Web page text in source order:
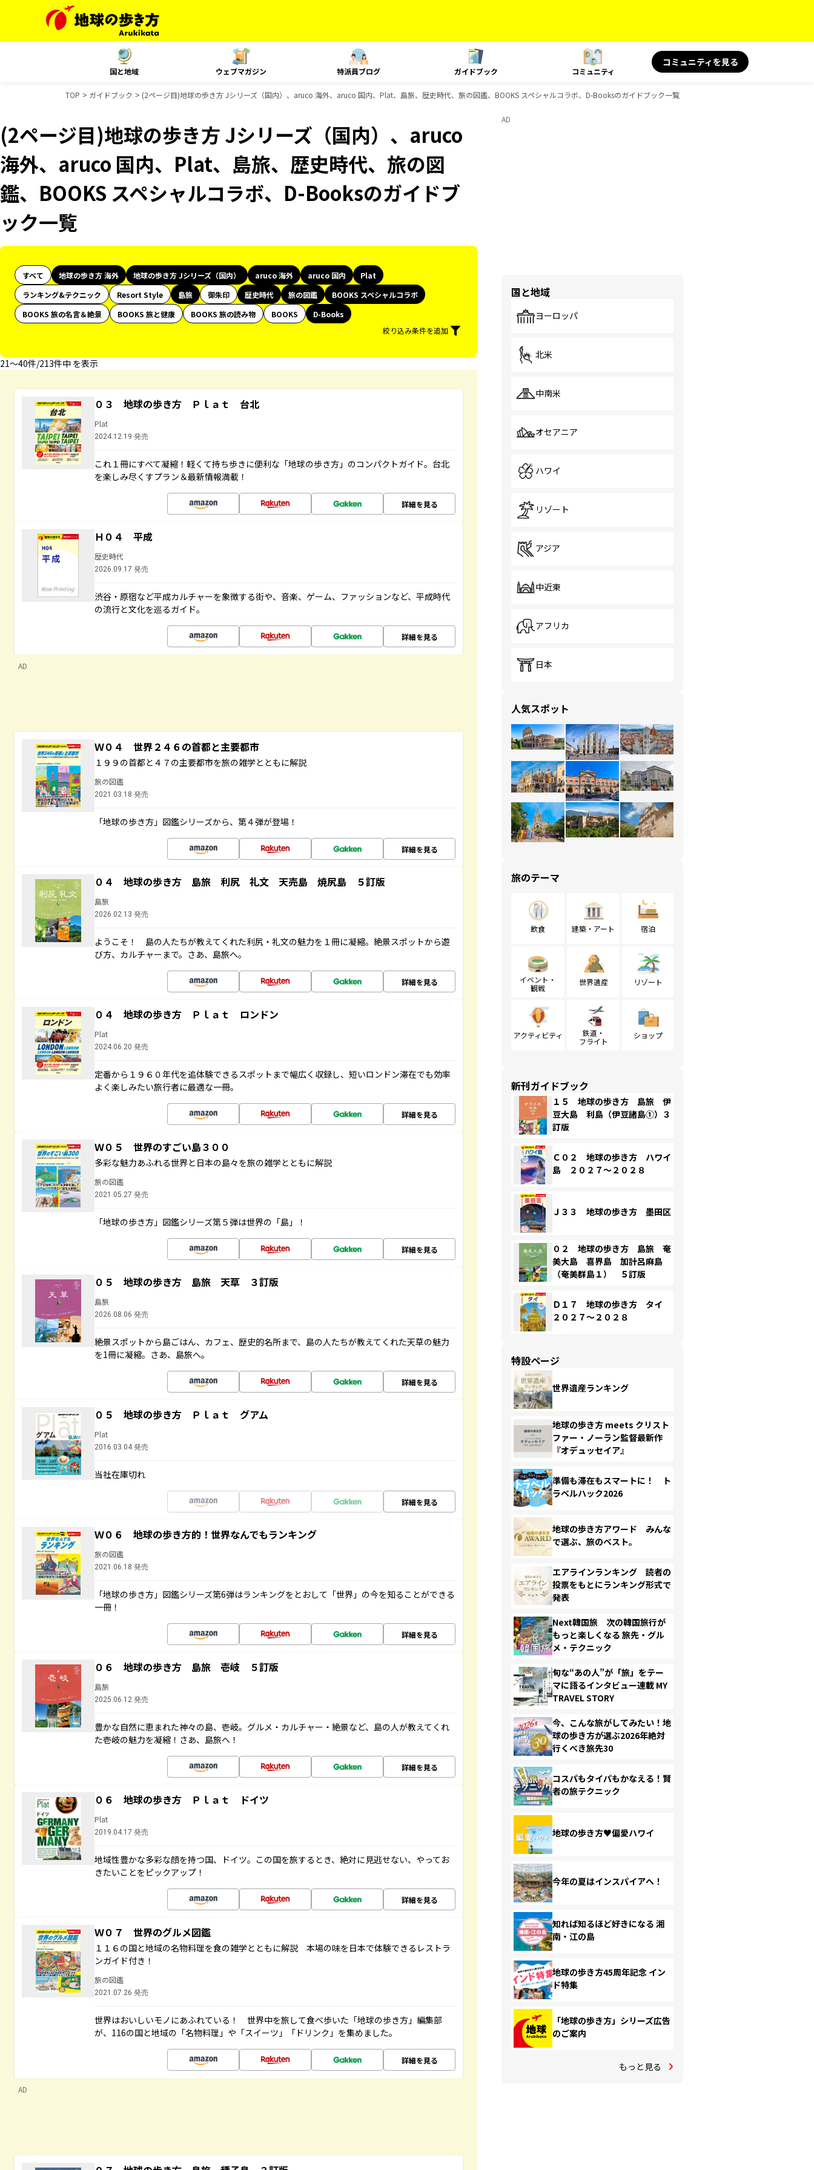
国と地域 ウェブマガジン 特派員ブログ ガイドブック コミュニティ
コミュニティを見る
TOP ガイドブック (2ページ目)地球の歩き方 Jシリーズ（国内）、aruco 海外、aruco 国内、Plat、島旅、歴史時代、旅の図鑑、BOOKS スペシャルコラボ、D-Booksのガイドブック一覧
(2ページ目)地球の歩き方 Jシリーズ（国内）、aruco
海外、aruco 国内、Plat、島旅、歴史時代、旅の図
鑑、BOOKS スペシャルコラボ、D-Booksのガイドブ
ック一覧
すべて 地球の歩き方 海外 地球の歩き方 Jシリーズ（国内） aruco 海外 aruco 国内
Plat
ランキング&テクニック
Resort Style 島旅 御朱印 歴史時代 旅の図鑑
BOOKS スペシャルコラボ
BOOKS 旅の名言＆絶景
BOOKS 旅と健康 BOOKS 旅の読み物 BOOKS
D-Books
絞り込み条件を追加
21〜40件/213件中 を表示
０３ 地球の歩き方 Ｐｌａｔ 台北
Plat
2024.12.19 発売
これ１冊にすべて凝縮！軽くて持ち歩きに便利な「地球の歩き方」のコンパクトガイド。台北
を楽しみ尽くすプラン＆最新情報満載！
詳細を見る
Ｈ０４ 平成
歴史時代
2026.09.17 発売
渋谷・原宿など平成カルチャーを象徴する街や、音楽、ゲーム、ファッションなど、平成時代
の流行と文化を巡るガイド。
詳細を見る
AD
Ｗ０４ 世界２４６の首都と主要都市
１９９の首都と４７の主要都市を旅の雑学とともに解説
旅の図鑑
2021.03.18 発売
「地球の歩き方」図鑑シリーズから、第４弾が登場！
詳細を見る
０４ 地球の歩き方 島旅 利尻 礼文 天売島 焼尻島 ５訂版
島旅
2026.02.13 発売
ようこそ！ 島の人たちが教えてくれた利尻・礼文の魅力を１冊に凝縮。絶景スポットから遊
び方、カルチャーまで。さあ、島旅へ。
詳細を見る
０４ 地球の歩き方 Ｐｌａｔ ロンドン
Plat
2024.06.20 発売
定番から１９６０年代を追体験できるスポットまで幅広く収録し、短いロンドン滞在でも効率
よく楽しみたい旅行者に最適な一冊。
詳細を見る
Ｗ０５ 世界のすごい島３００
多彩な魅力あふれる世界と日本の島々を旅の雑学とともに解説
旅の図鑑
2021.05.27 発売
「地球の歩き方」図鑑シリーズ第５弾は世界の「島」！
詳細を見る
０５ 地球の歩き方 島旅 天草 ３訂版
島旅
2026.08.06 発売
絶景スポットから島ごはん、カフェ、歴史的名所まで、島の人たちが教えてくれた天草の魅力
を1冊に凝縮。さあ、島旅へ。
詳細を見る
０５ 地球の歩き方 Ｐｌａｔ グアム
Plat
2016.03.04 発売
当社在庫切れ
詳細を見る
Ｗ０６ 地球の歩き方的！世界なんでもランキング
旅の図鑑
2021.06.18 発売
「地球の歩き方」図鑑シリーズ第6弾はランキングをとおして「世界」の今を知ることができる
一冊！
詳細を見る
０６ 地球の歩き方 島旅 壱岐 ５訂版
島旅
2025.06.12 発売
豊かな自然に恵まれた神々の島、壱岐。グルメ・カルチャー・絶景など、島の人が教えてくれ
た壱岐の魅力を凝縮！さあ、島旅へ！
詳細を見る
０６ 地球の歩き方 Ｐｌａｔ ドイツ
Plat
2019.04.17 発売
地域性豊かな多彩な顔を持つ国、ドイツ。この国を旅するとき、絶対に見逃せない、やってお
きたいことをピックアップ！
詳細を見る
Ｗ０７ 世界のグルメ図鑑
１１６の国と地域の名物料理を食の雑学とともに解説 本場の味を日本で体験できるレストラ
ンガイド付き！
旅の図鑑
2021.07.26 発売
世界はおいしいモノにあふれている！ 世界中を旅して食べ歩いた「地球の歩き方」編集部
が、116の国と地域の「名物料理」や「スイーツ」「ドリンク」を集めました。
詳細を見る
AD
AD
国と地域
ヨーロッパ
北米
中南米
オセアニア
ハワイ
リゾート
アジア
中近東
アフリカ
日本
人気スポット
旅のテーマ
飲食 建築・アート 宿泊
イベント・
観戦
世界遺産 リゾート
アクティビティ
鉄道・
フライト
ショップ
新刊ガイドブック
１５ 地球の歩き方 島旅 伊
豆大島 利島（伊豆諸島①）３
訂版
Ｃ０２ 地球の歩き方 ハワイ
島 ２０２７～２０２８
Ｊ３３ 地球の歩き方 墨田区
０２ 地球の歩き方 島旅 奄
美大島 喜界島 加計呂麻島
（奄美群島１） ５訂版
Ｄ１７ 地球の歩き方 タイ
２０２７～２０２８
特設ページ
世界遺産ランキング
地球の歩き方 meets クリスト
ファー・ノーラン監督最新作
『オデュッセイア』
準備も滞在もスマートに！ ト
ラベルハック2026
地球の歩き方アワード みんな
で選ぶ、旅のベスト。
エアラインランキング 読者の
投票をもとにランキング形式で
発表
Next韓国旅 次の韓国旅行が
もっと楽しくなる 旅先・グル
メ・テクニック
旬な“あの人”が「旅」をテー
マに語るインタビュー連載 MY
TRAVEL STORY
今、こんな旅がしてみたい！地
球の歩き方が選ぶ2026年絶対
行くべき旅先30
コスパもタイパもかなえる！賢
者の旅テクニック
地球の歩き方♥偏愛ハワイ
今年の夏はインスパイアへ！
知れば知るほど好きになる 湘
南・江の島
地球の歩き方45周年記念 イン
ド特集
「地球の歩き方」シリーズ広告
のご案内
もっと見る